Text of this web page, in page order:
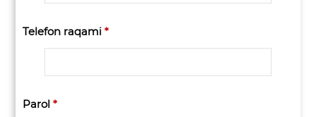
Telefon raqami*
Parol*